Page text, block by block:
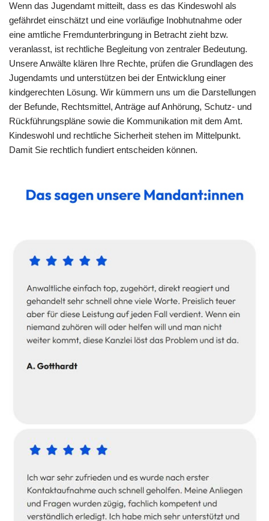
Wenn das Jugendamt mitteilt, dass es das Kindeswohl als
gefährdet einschätzt und eine vorläufige Inobhutnahme oder
eine amtliche Fremdunterbringung in Betracht zieht bzw.
veranlasst, ist rechtliche Begleitung von zentraler Bedeutung.
Unsere Anwälte klären Ihre Rechte, prüfen die Grundlagen des
Jugendamts und unterstützen bei der Entwicklung einer
kindgerechten Lösung. Wir kümmern uns um die Darstellungen
der Befunde, Rechtsmittel, Anträge auf Anhörung, Schutz- und
Rückführungspläne sowie die Kommunikation mit dem Amt.
Kindeswohl und rechtliche Sicherheit stehen im Mittelpunkt.
Damit Sie rechtlich fundiert entscheiden können.